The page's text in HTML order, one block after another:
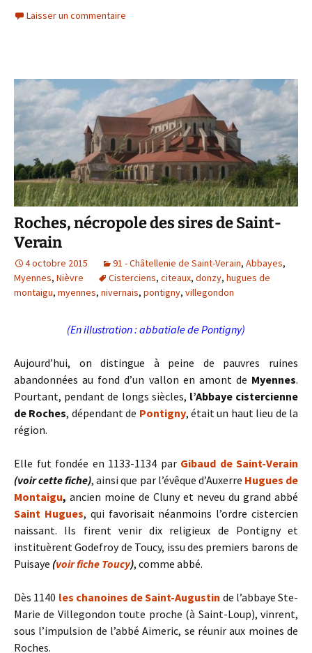
c
e
i
t
Laisser un commentaire
Roches, nécropole des sires de Saint-
Verain
4 octobre 2015 91 - Châtellenie de Saint-Verain, Abbayes,
Myennes, Nièvre Cisterciens, citeaux, donzy, hugues de
montaigu, myennes, nivernais, pontigny, villegondon
(En illustration : abbatiale de Pontigny)
Aujourd’hui, on distingue à peine de pauvres ruines
abandonnées au fond d’un vallon en amont de Myennes.
Pourtant, pendant de longs siècles, l’Abbaye cistercienne
de Roches, dépendant de Pontigny, était un haut lieu de la
région.
Elle fut fondée en 1133-1134 par Gibaud de Saint-Verain
(voir cette fiche), ainsi que par l’évêque d’Auxerre Hugues de
Montaigu, ancien moine de Cluny et neveu du grand abbé
Saint Hugues, qui favorisait néanmoins l’ordre cistercien
naissant. Ils firent venir dix religieux de Pontigny et
instituèrent Godefroy de Toucy, issu des premiers barons de
Puisaye (voir fiche Toucy), comme abbé.
Dès 1140 les chanoines de Saint-Augustin de l’abbaye Ste-
Marie de Villegondon toute proche (à Saint-Loup), vinrent,
sous l’impulsion de l’abbé Aimeric, se réunir aux moines de
Roches.